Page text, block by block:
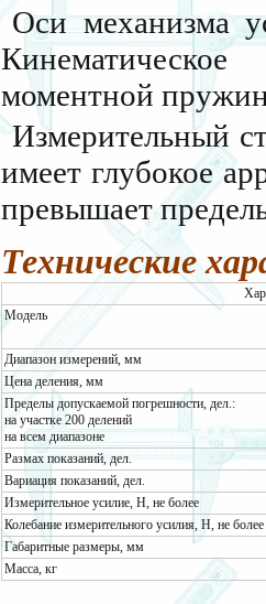
Оси механизма
Кинематическое
моментной
Измерительный
имеет глубокое
превышает
Технические
Модель
Диапазон измерений, мм
Цена деления, мм
Пределы допускаемой погрешности, дел.:
на участке 200 делений
на всем диапазоне
Размах показаний, дел.
Вариация показаний, дел.
Измерительное усилие, Н, не более
Колебание измерительного усилия, Н, не более
Габаритные размеры, мм
Масса, кг